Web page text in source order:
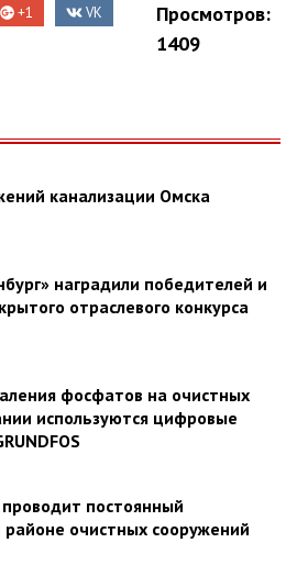
+1 VK
Просмотров:
1409
канализации Омска
наградили победителей и
отраслевого конкурса
фосфатов на очистных
используются цифровые
постоянный
районе очистных сооружений